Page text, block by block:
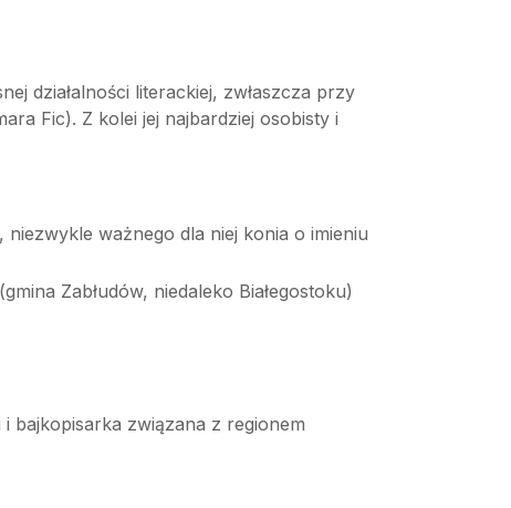
działalności literackiej, zwłaszcza przy
Fic). Z kolei jej najbardziej osobisty i
ważnego dla niej konia o imieniu
Zabłudów, niedaleko Białegostoku)
bajkopisarka związana z regionem